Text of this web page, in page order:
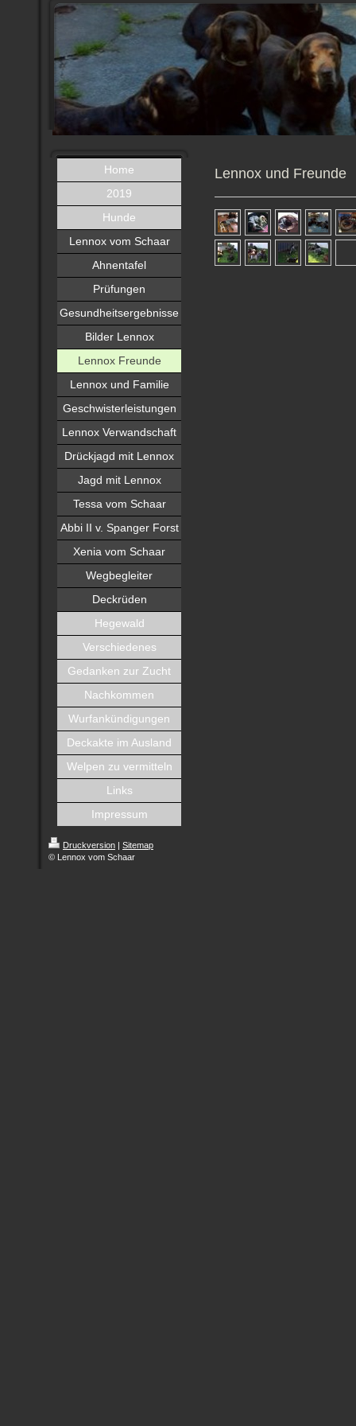
Home
2019
Hunde
Lennox vom Schaar
Ahnentafel
Prüfungen
Gesundheitsergebnisse
Bilder Lennox
Lennox Freunde
Lennox und Familie
Geschwisterleistungen
Lennox Verwandschaft
Drückjagd mit Lennox
Jagd mit Lennox
Tessa vom Schaar
Abbi II v. Spanger Forst
Xenia vom Schaar
Wegbegleiter
Deckrüden
Hegewald
Verschiedenes
Gedanken zur Zucht
Nachkommen
Wurfankündigungen
Deckakte im Ausland
Welpen zu vermitteln
Links
Impressum
Lennox und Freunde
Druckversion | Sitemap
© Lennox vom Schaar